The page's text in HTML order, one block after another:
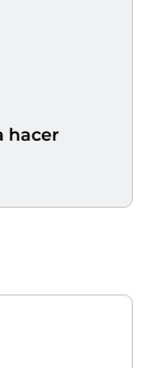
hacer